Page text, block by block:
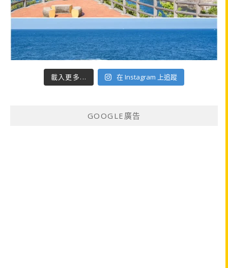
載入更多... 在 Instagram 上追蹤
GOOGLE廣告